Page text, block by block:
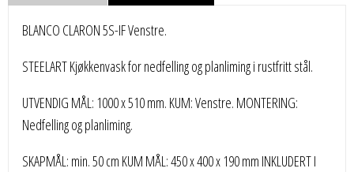
BLANCO CLARON 5S-IF Venstre.
STEELART Kjøkkenvask for nedfelling og planliming i rustfritt stål.
UTVENDIG MÅL: 1000 x 510 mm. KUM: Venstre. MONTERING:
Nedfelling og planliming.
SKAPMÅL: min. 50 cm KUM MÅL: 450 x 400 x 190 mm INKLUDERT I